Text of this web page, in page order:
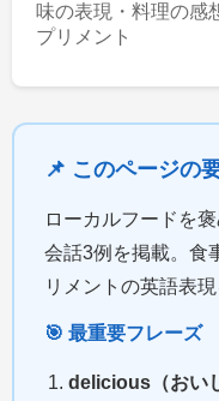
味の表現・料理の感
プリメント
📌 このページの
ローカルフードを
会話3例を掲載。食
リメントの英語表現
🎯 最重要フレーズ
delicious（おい